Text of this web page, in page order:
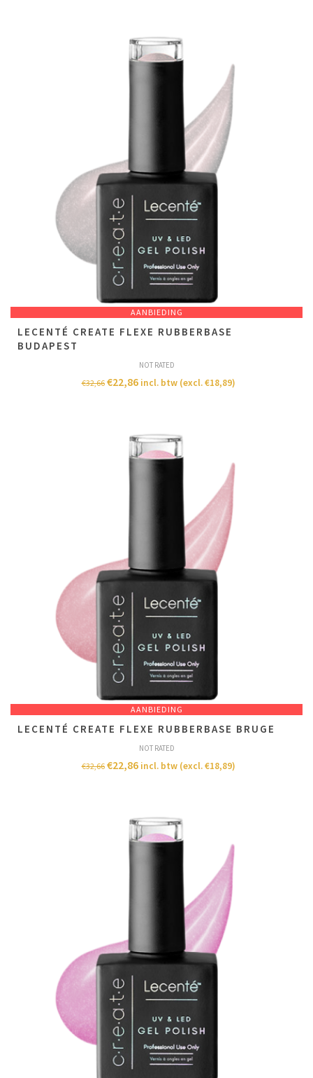
AANBIEDING
LECENTÉ CREATE FLEXE RUBBERBASE
BUDAPEST
NOT RATED
€32,66 €22,86 incl. btw (excl.€18,89)
AANBIEDING
LECENTÉ CREATE FLEXE RUBBERBASE BRUGE
NOT RATED
€32,66 €22,86 incl. btw (excl.€18,89)